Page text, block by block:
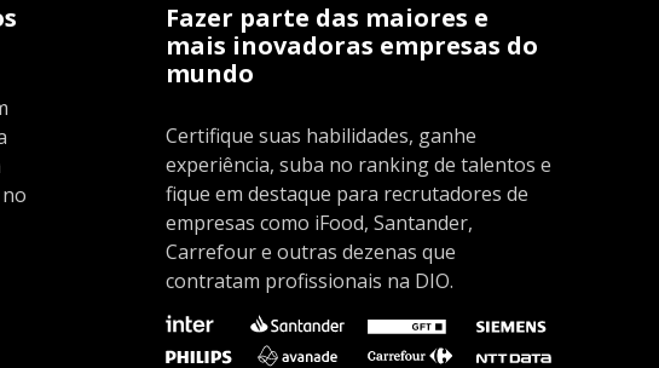
Fazer parte das maiores e
mais inovadoras empresas do
mundo
Certifique suas habilidades, ganhe
experiência, suba no ranking de talentos e
fique em destaque para recrutadores de
empresas como iFood, Santander,
Carrefour e outras dezenas que
contratam profissionais na DIO.